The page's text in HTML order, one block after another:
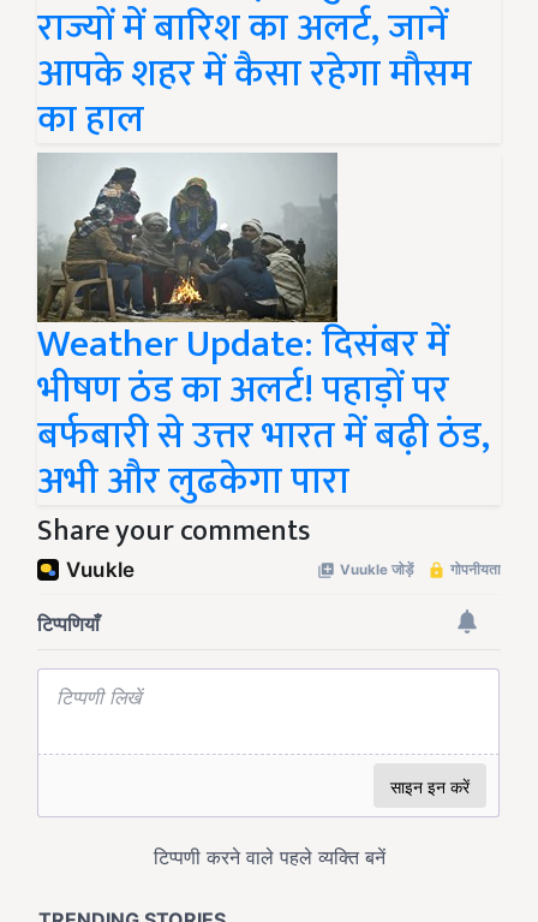
राज्यों में बारिश का अलर्ट, जानें
आपके शहर में कैसा रहेगा मौसम
का हाल
Weather Update: दिसंबर में
भीषण ठंड का अलर्ट! पहाड़ों पर
बर्फबारी से उत्तर भारत में बढ़ी ठंड,
अभी और लुढकेगा पारा
Share your comments